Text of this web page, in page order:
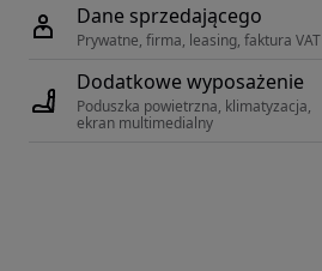
Dane sprzedającego
Prywatne, firma, leasing, faktura VAT
Dodatkowe wyposażenie
Poduszka powietrzna, klimatyzacja,
ekran multimedialny